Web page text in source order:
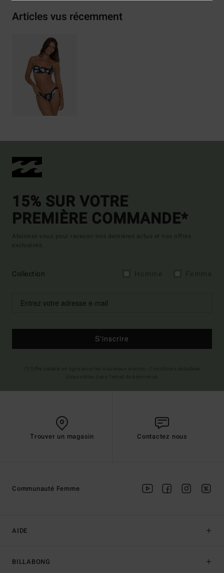
Articles vus récemment
15% SUR VOTRE
PREMIÈRE COMMANDE*
Abonnez-vous pour recevoir nos dernières actus et nos offres
exclusives.
Collection
S'inscrire
Trouver un magasin Contactez nous
AIDE
BILLABONG
Communauté Femme